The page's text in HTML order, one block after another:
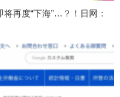
再度“下海”…？！日网：